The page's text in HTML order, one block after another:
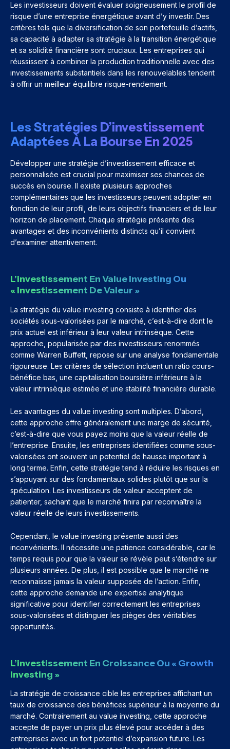
Les investisseurs doivent évaluer soigneusement le profil de
risque d’une entreprise énergétique avant d’y investir. Des
critères tels que la diversification de son portefeuille d’actifs,
sa capacité à adapter sa stratégie à la transition énergétique
et sa solidité financière sont cruciaux. Les entreprises qui
réussissent à combiner la production traditionnelle avec des
investissements substantiels dans les renouvelables tendent
à offrir un meilleur équilibre risque-rendement.
Les Stratégies D’investissement
Adaptées À La Bourse En 2025
Développer une stratégie d’investissement efficace et
personnalisée est crucial pour maximiser ses chances de
succès en bourse. Il existe plusieurs approches
complémentaires que les investisseurs peuvent adopter en
fonction de leur profil, de leurs objectifs financiers et de leur
horizon de placement. Chaque stratégie présente des
avantages et des inconvénients distincts qu’il convient
d’examiner attentivement.
L’investissement En Value Investing Ou
« Investissement De Valeur »
La stratégie du value investing consiste à identifier des
sociétés sous-valorisées par le marché, c’est-à-dire dont le
prix actuel est inférieur à leur valeur intrinsèque. Cette
approche, popularisée par des investisseurs renommés
comme Warren Buffett, repose sur une analyse fondamentale
rigoureuse. Les critères de sélection incluent un ratio cours-
bénéfice bas, une capitalisation boursière inférieure à la
valeur intrinsèque estimée et une stabilité financière durable.
Les avantages du value investing sont multiples. D’abord,
cette approche offre généralement une marge de sécurité,
c’est-à-dire que vous payez moins que la valeur réelle de
l’entreprise. Ensuite, les entreprises identifiées comme sous-
valorisées ont souvent un potentiel de hausse important à
long terme. Enfin, cette stratégie tend à réduire les risques en
s’appuyant sur des fondamentaux solides plutôt que sur la
spéculation. Les investisseurs de valeur acceptent de
patienter, sachant que le marché finira par reconnaître la
valeur réelle de leurs investissements.
Cependant, le value investing présente aussi des
inconvénients. Il nécessite une patience considérable, car le
temps requis pour que la valeur se révèle peut s’étendre sur
plusieurs années. De plus, il est possible que le marché ne
reconnaisse jamais la valeur supposée de l’action. Enfin,
cette approche demande une expertise analytique
significative pour identifier correctement les entreprises
sous-valorisées et distinguer les pièges des véritables
opportunités.
L’investissement En Croissance Ou « Growth
Investing »
La stratégie de croissance cible les entreprises affichant un
taux de croissance des bénéfices supérieur à la moyenne du
marché. Contrairement au value investing, cette approche
accepte de payer un prix plus élevé pour accéder à des
entreprises avec un fort potentiel d’expansion future. Les